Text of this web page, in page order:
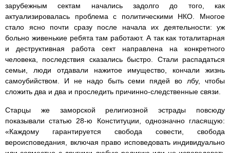
зарубежным сектам начались задолго до того, как
актуализировалась проблема с политическими НКО. Многое
стало ясно почти сразу после начала их деятельности: уж
больно живенькие ребята там работают. А так как тоталитарная
и деструктивная работа сект направлена на конкретного
человека, последствия сказались быстро. Стали распадаться
семьи, люди отдавали нажитое имущество, кончали жизнь
самоубийством. И не надо быть семи пядей во лбу, чтобы
сложить два и два и проследить причинно-следственные связи.
Старцы же заморской религиозной эстрады повсюду
показывали статью 28-ю Конституции, однозначно гласящую:
«Каждому гарантируется свобода совести, свобода
вероисповедания, включая право исповедовать индивидуально